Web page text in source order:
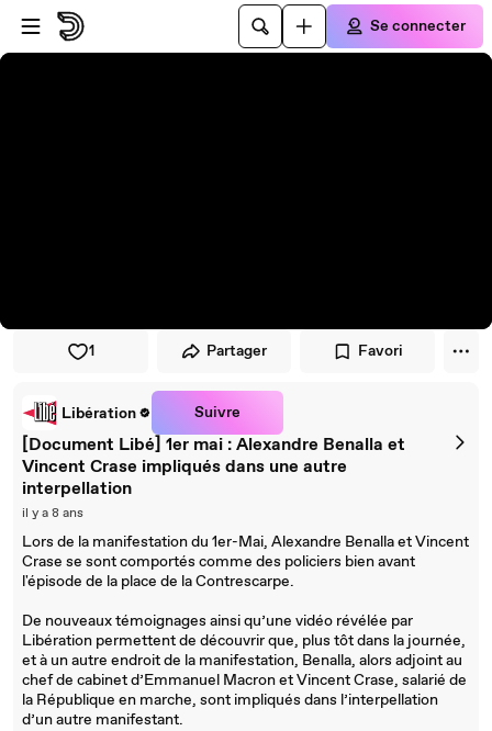
Passer au player
Passer au contenu principal
Se connecter
1 Partager Favori
Libération Suivre
[Document Libé] 1er mai : Alexandre Benalla et
Vincent Crase impliqués dans une autre
interpellation
il y a 8 ans
Lors de la manifestation du 1er-Mai, Alexandre Benalla et Vincent
Crase se sont comportés comme des policiers bien avant
l'épisode de la place de la Contrescarpe.
De nouveaux témoignages ainsi qu’une vidéo révélée par
Libération permettent de découvrir que, plus tôt dans la journée,
et à un autre endroit de la manifestation, Benalla, alors adjoint au
chef de cabinet d’Emmanuel Macron et Vincent Crase, salarié de
la République en marche, sont impliqués dans l’interpellation
d’un autre manifestant.